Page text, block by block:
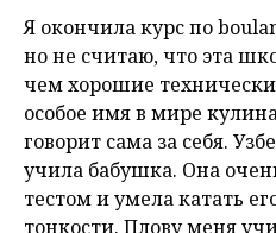
Я окончила курс по
но не считаю, что эта
чем хорошие
особое имя в мире
говорит сама за себя.
учила бабушка. Она
тестом и умела катать
тонкости. Плову меня